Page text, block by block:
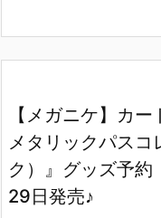
【メガニケ】カ
メタリックパスコ
ク）』グッズ予
29日発売♪